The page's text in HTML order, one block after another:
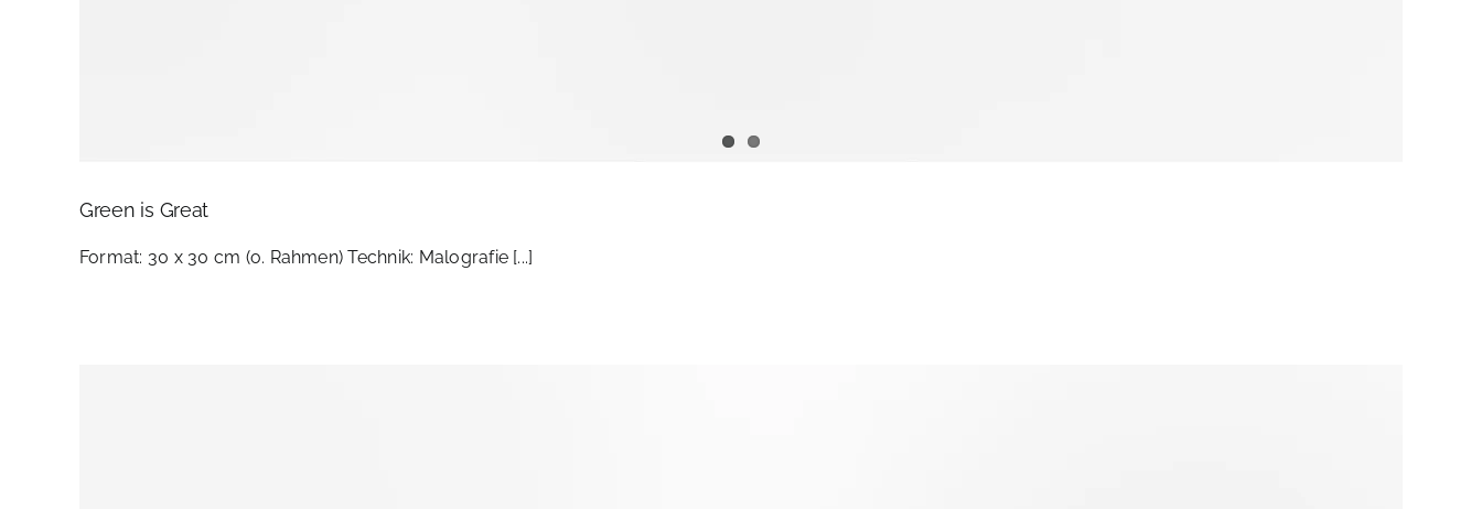
Green is Great
Format: 30 x 30 cm (o. Rahmen) Technik: Malografie [...]